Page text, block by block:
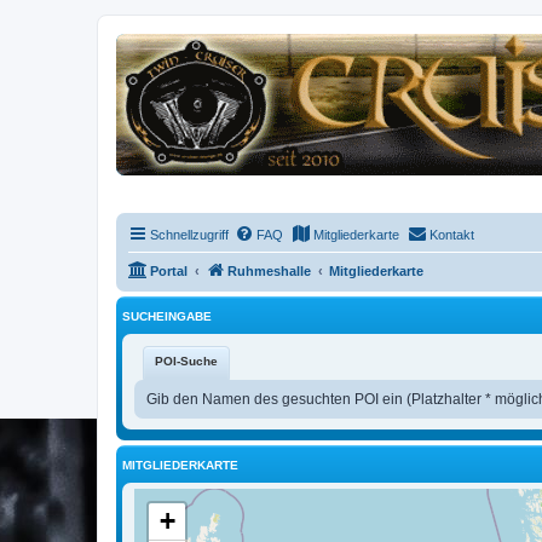
Schnellzugriff FAQ Mitgliederkarte Kontakt
Portal Ruhmeshalle Mitgliederkarte
SUCHEINGABE
POI-Suche
Gib den Namen des gesuchten POI ein (Platzhalter *
MITGLIEDERKARTE
+